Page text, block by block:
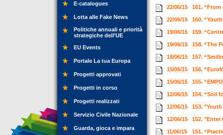
E-catalogues
Lotta alle Fake News
Politiche annuali e priorità
strategiche dell’UE
EU Events
Portale La tua Europa
Progetti approvati
Progetti in corso
Progetti realizzati
Servizio Civile Nazionale
Guarda, gioca e impara
22/06/15 161.
22/06/15 160.
19/06/15 159.
19/06/15 158. “The
18/06/15 157.
15/06/15 156.
15/06/15 155.
12/06/15 154. “Soil
12/06/15 153.
12/06/15 152.
11/06/15 151.